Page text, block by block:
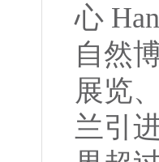
心
自然
展览
兰引